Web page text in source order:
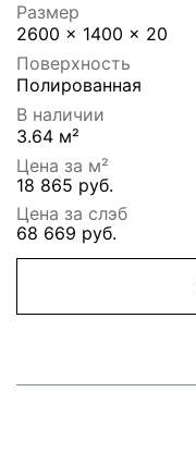
Размер
2600 x 1400 x 20
Поверхность
Полированная
В наличии
3.64 м²
Цена за м²
18 865 руб.
Цена за слэб
68 669 руб.